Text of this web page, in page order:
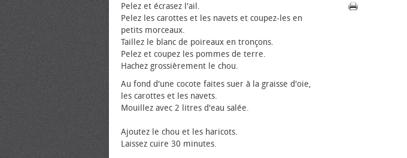
Pelez et écrasez l'ail.
Pelez les carottes et les navets et coupez-les en
petits morceaux.
Taillez le blanc de poireaux en tronçons.
Pelez et coupez les pommes de terre.
Hachez grossièrement le chou.
Au fond d'une cocote faites suer à la graisse d'oie,
les carottes et les navets.
Mouillez avec 2 litres d'eau salée.
Ajoutez le chou et les haricots.
Laissez cuire 30 minutes.